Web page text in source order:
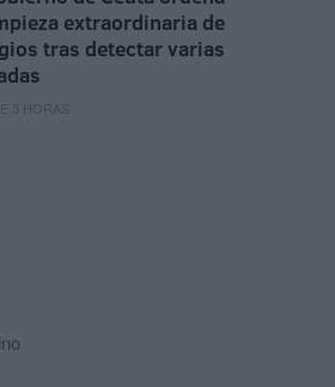
extraordinaria de
tras detectar varias
3 HORAS